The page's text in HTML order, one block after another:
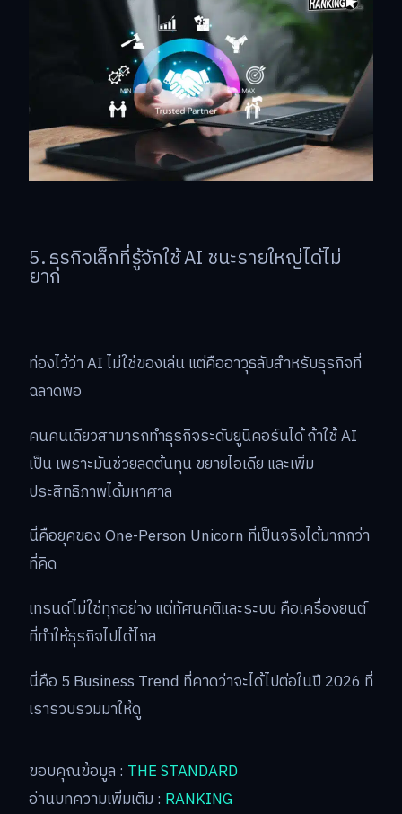
5. ธุรกิจเล็กที่รู้จักใช้ AI ชนะรายใหญ่ได้ไม่
ยาก
ท่องไว้ว่า AI ไม่ใช่ของเล่น แต่คืออาวุธลับสำหรับธุรกิจที่
ฉลาดพอ
คนคนเดียวสามารถทำธุรกิจระดับยูนิคอร์นได้ ถ้าใช้ AI
เป็น เพราะมันช่วยลดต้นทุน ขยายไอเดีย และเพิ่ม
ประสิทธิภาพได้มหาศาล
นี่คือยุคของ One-Person Unicorn ที่เป็นจริงได้มากกว่า
ที่คิด
เทรนด์ไม่ใช่ทุกอย่าง แต่ทัศนคติและระบบ คือเครื่องยนต์
ที่ทำให้ธุรกิจไปได้ไกล
นี่คือ 5 Business Trend ที่คาดว่าจะได้ไปต่อในปี 2026 ที่
เรารวบรวมมาให้ดู
ขอบคุณข้อมูล : THE STANDARD
อ่านบทความเพิ่มเติม : RANKING